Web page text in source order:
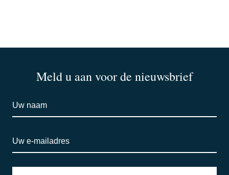
Meld u aan voor de nieuwsbrief